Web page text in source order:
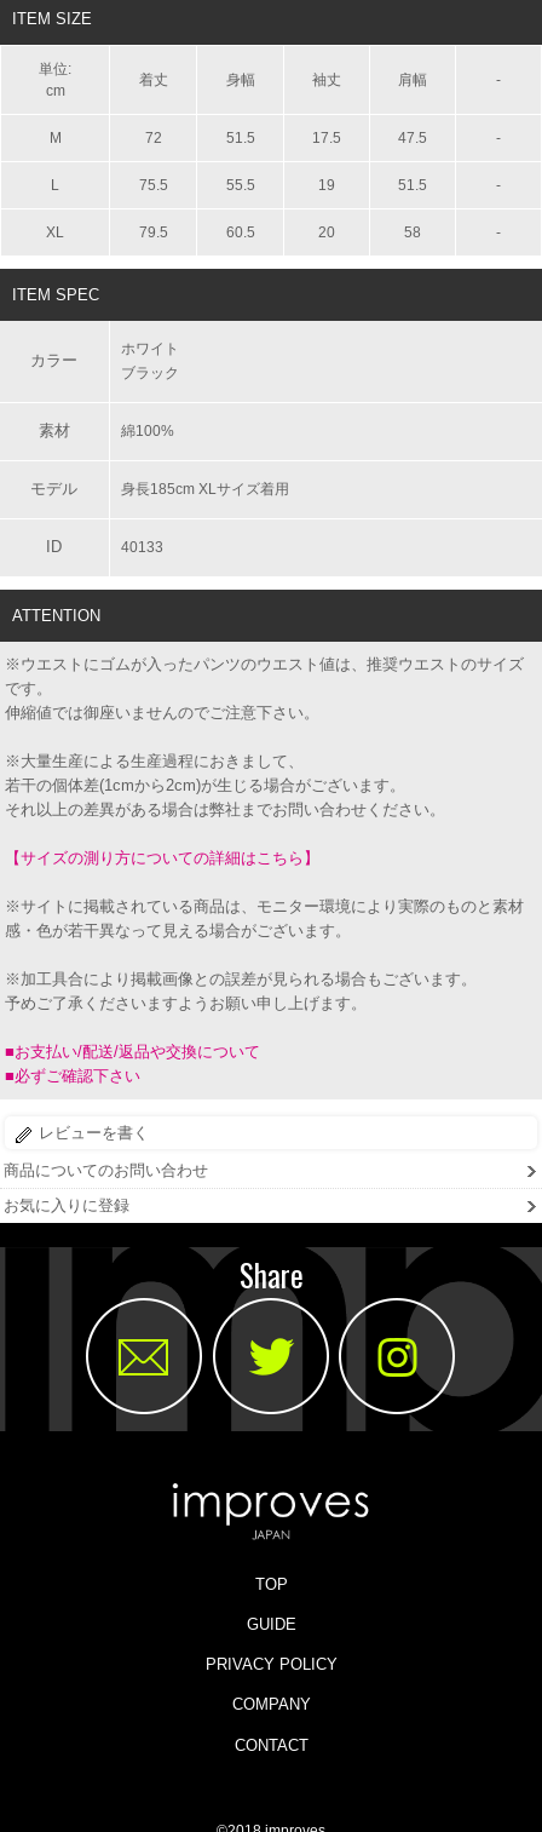
ITEM SIZE
単位:
cm
着丈 身幅 袖丈 肩幅 -
M 72 51.5 17.5 47.5 -
L 75.5 55.5 19 51.5 -
XL 79.5 60.5 20 58 -
ITEM SPEC
カラー
ホワイト
ブラック
素材 綿100%
モデル 身長185cm XLサイズ着用
ID 40133
ATTENTION
※ウエストにゴムが入ったパンツのウエスト値は、推奨ウエストのサイズ
です。
伸縮値では御座いませんのでご注意下さい。
※大量生産による生産過程におきまして、
若干の個体差(1cmから2cm)が生じる場合がございます。
それ以上の差異がある場合は弊社までお問い合わせください。
【サイズの測り方についての詳細はこちら】
※サイトに掲載されている商品は、モニター環境により実際のものと素材
感・色が若干異なって見える場合がございます。
※加工具合により掲載画像との誤差が見られる場合もございます。
予めご了承くださいますようお願い申し上げます。
■お支払い/配送/返品や交換について
■必ずご確認下さい
レビューを書く
商品についてのお問い合わせ
お気に入りに登録
Share
TOP
GUIDE
PRIVACY POLICY
COMPANY
CONTACT